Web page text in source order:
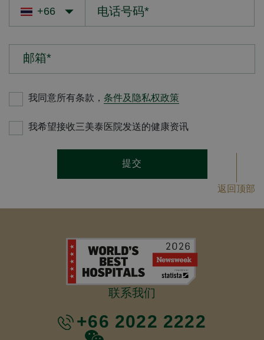
邮箱*
我同意所有条款， 条件及隐私权政策
我希望接收三美泰医院发送的健康资讯
提交
返回顶部
联系我们
+66 2022 2222